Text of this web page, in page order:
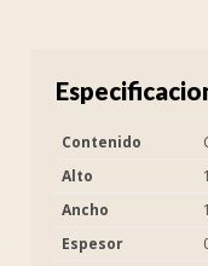
Contenido
Alto
Ancho
Espesor